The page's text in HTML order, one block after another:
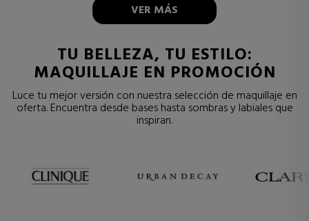
VER MÁS
TU BELLEZA, TU ESTILO:
MAQUILLAJE EN PROMOCIÓN
Luce tu mejor versión con nuestra selección de maquillaje en
oferta. Encuentra desde bases hasta sombras y labiales que
inspiran.